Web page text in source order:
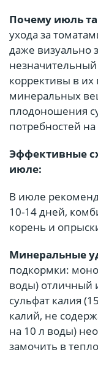
Почему июль
ухода за
даже визуально
коррективы в их
минеральных
плодоношения
потребностей
Эффективные
июле:
В июле
10-14 дней,
корень и
Минеральные
подкормки:
воды) отличный
сульфат калия
калий, не
на 10 л воды)
замочить в